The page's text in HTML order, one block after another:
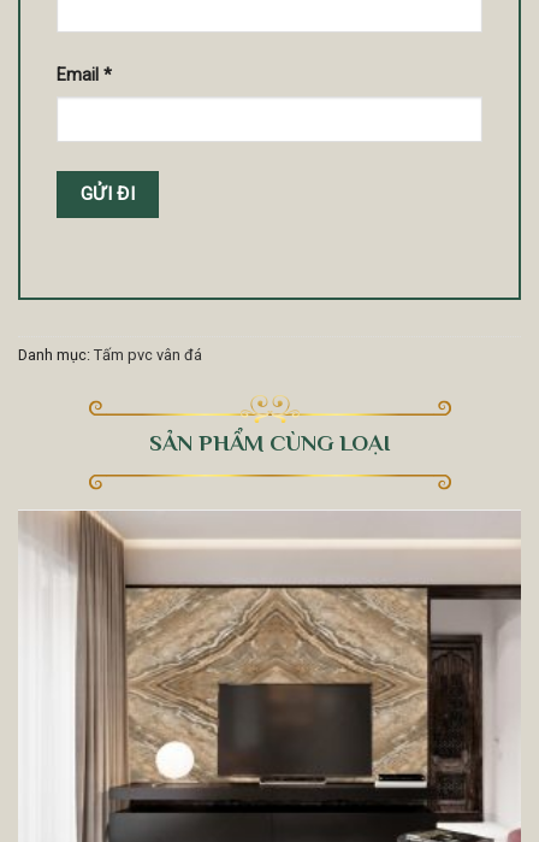
Email *
Danh mục: Tấm pvc vân đá
SẢN PHẨM CÙNG LOẠI